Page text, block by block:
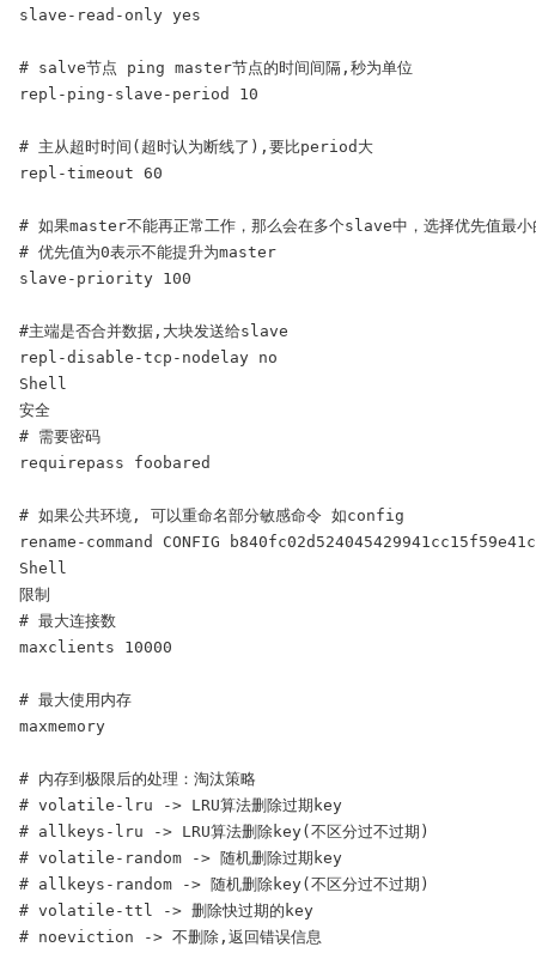
slave-read-only yes
# salve节点 ping master节点的时间间隔,秒为单位
repl-ping-slave-period 10
# 主从超时时间(超时认为断线了),要比period大
repl-timeout 60
# 如果master不能再正常工作，那么会在多个slave中，选择优先值最
# 优先值为0表示不能提升为master
slave-priority 100
#主端是否合并数据,大块发送给slave
repl-disable-tcp-nodelay no
Shell
安全
# 需要密码
requirepass foobared
# 如果公共环境, 可以重命名部分敏感命令 如config
rename-command CONFIG
Shell
限制
# 最大连接数
maxclients 10000
# 最大使用内存
maxmemory
# 内存到极限后的处理：淘汰策略
# volatile-lru -> LRU算法删除过期key
# allkeys-lru -> LRU算法删除key(不区分过不过期)
# volatile-random -> 随机删除过期key
# allkeys-random -> 随机删除key(不区分过不过期)
# volatile-ttl -> 删除快过期的key
# noeviction -> 不删除,返回错误信息